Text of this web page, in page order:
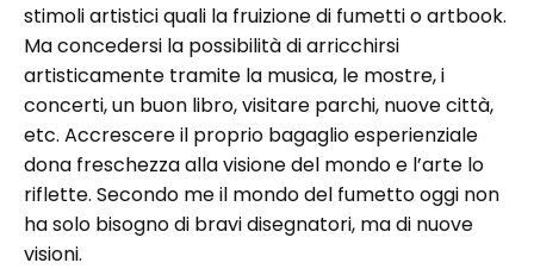
stimoli artistici quali la fruizione di fumetti o artbook.
Ma concedersi la possibilità di arricchirsi
artisticamente tramite la musica, le mostre, i
concerti, un buon libro, visitare parchi, nuove città,
etc. Accrescere il proprio bagaglio esperienziale
dona freschezza alla visione del mondo e l’arte lo
riflette. Secondo me il mondo del fumetto oggi non
ha solo bisogno di bravi disegnatori, ma di nuove
visioni.